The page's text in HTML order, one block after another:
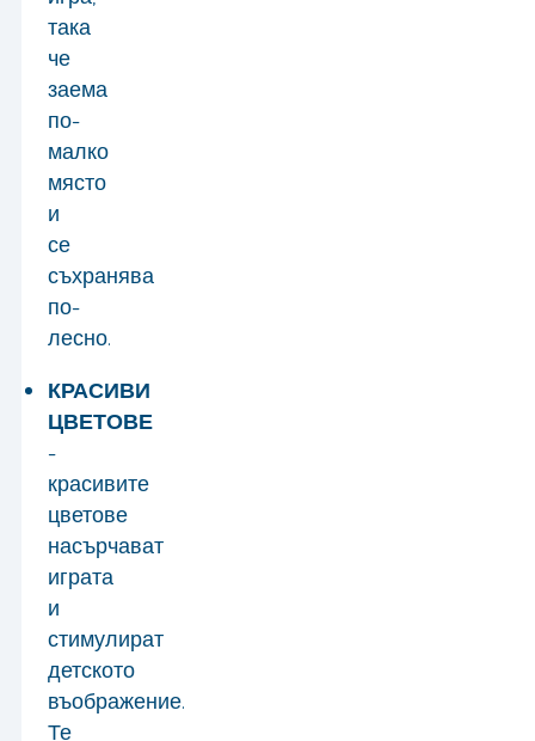
така
че
заема
по-
малко
място
и
се
съхранява
по-
лесно.
КРАСИВИ
ЦВЕТОВЕ
-
красивите
цветове
насърчават
играта
и
стимулират
детското
въображение.
Те